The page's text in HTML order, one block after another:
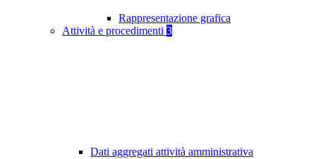
Rappresentazione grafica
Attività e procedimenti 3
Dati aggregati attività amministrativa